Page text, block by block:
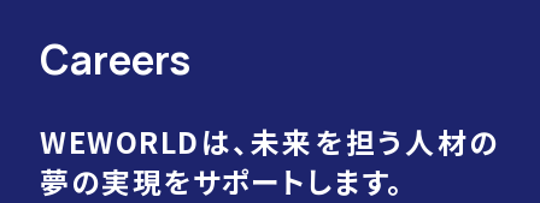
Careers
WEWORLDは、未来を担う人材の
夢の実現をサポートします。